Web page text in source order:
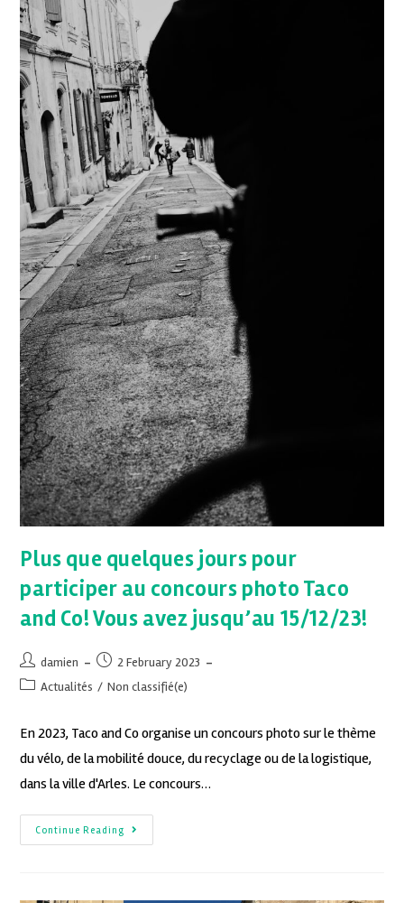
Plus que quelques jours pour
participer au concours photo Taco
and Co! Vous avez jusqu’au 15/12/23!
damien
2 February 2023
Actualités / Non classifié(e)
En 2023, Taco and Co organise un concours photo sur le thème
du vélo, de la mobilité douce, du recyclage ou de la logistique,
dans la ville d'Arles. Le concours…
Continue Reading